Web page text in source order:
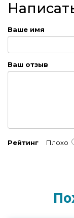
Ваше имя
Ваш отзыв
Рейтинг Плохо